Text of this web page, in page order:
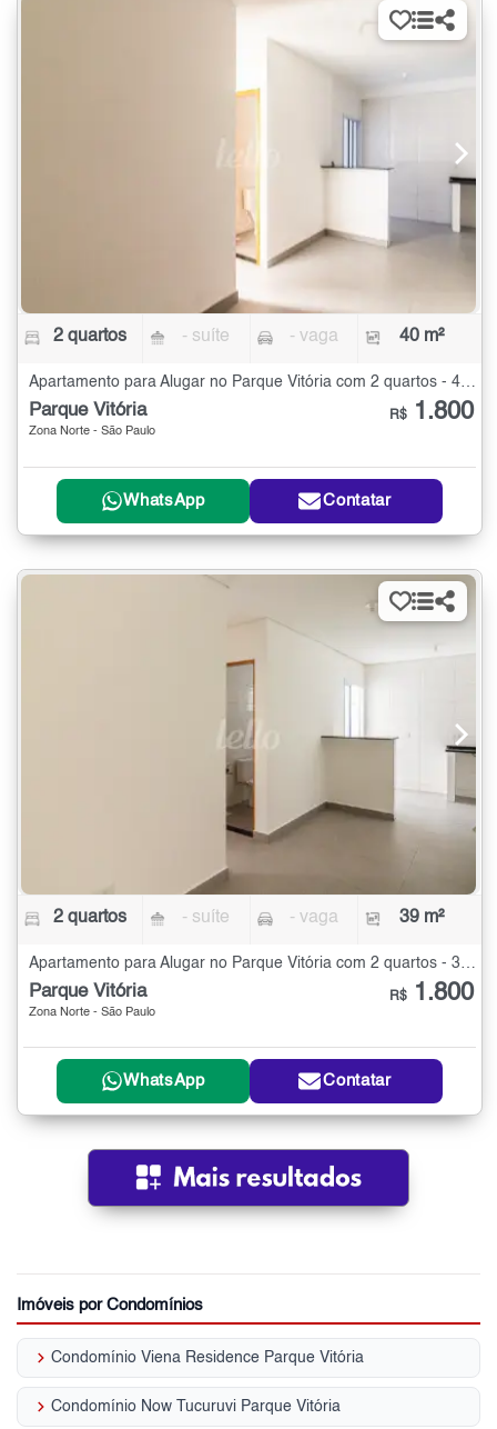
2 quartos - suíte - vaga 40 m²
Apartamento para Alugar no Parque Vitória com 2 quartos - 40 m²
Parque Vitória
Zona Norte - São Paulo
R$ 1.800
WhatsApp Contatar
2 quartos - suíte - vaga 39 m²
Parque Vitória
Zona Norte - São Paulo
R$ 1.800
WhatsApp Contatar
Imóveis por Condomínios
keyboard_arrow_right Condomínio Viena Residence Parque Vitória
keyboard_arrow_right Condomínio Now Tucuruvi Parque Vitória